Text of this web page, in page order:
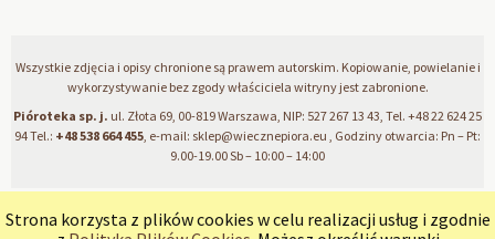
Strona korzysta z plików cookies w celu realizacji usług i zgodnie
Wszystkie zdjęcia i opisy chronione są prawem autorskim. Kopiowanie, powielanie i
wykorzystywanie bez zgody właściciela witryny jest zabronione.
Pióroteka sp. j. ul. Złota 69, 00-819 Warszawa, NIP: 527 267 13 43, Tel. +48 22 624 25
94Tel.: +48 538 664 455 , e-mail: sklep@wiecznepiora.eu , Godziny otwarcia: Pn – Pt:
9.00-19.00 Sb – 10:00 – 14:00
pokaż pełną wersję strony